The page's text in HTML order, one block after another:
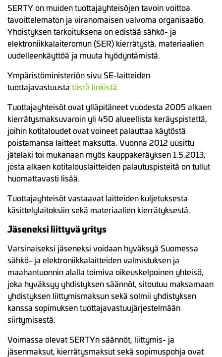
SERTY on muiden tuottajayhteisöjen tavoin voittoa
tavoittelematon ja viranomaisen valvoma organisaatio.
Yhdistyksen tarkoituksena on edistää sähkö- ja
elektroniikkalaiteromun (SER) kierrätystä, materiaalien
uudelleenkäyttöä ja muuta hyödyntämistä.
Ympäristöministeriön sivu SE-laitteiden
tuottajavastuusta tästä linkistä.
Tuottajayhteisöt ovat ylläpitäneet vuodesta 2005 alkaen
kierrätysmaksuvaroin yli 450 alueellista keräyspistettä,
joihin kotitaloudet ovat voineet palauttaa käytöstä
poistamansa laitteet maksutta. Vuonna 2012 uusittu
jätelaki toi mukanaan myös kauppakeräyksen 1.5.2013,
josta alkaen kotitalouslaitteiden palautuspisteitä on tullut
huomattavasti lisää.
Tuottajayhteisöt vastaavat laitteiden kuljetuksesta
käsittelylaitoksiin sekä materiaalien kierrätyksestä.
Jäseneksi liittyvä yritys
Varsinaiseksi jäseneksi voidaan hyväksyä Suomessa
sähkö- ja elektroniikkalaitteiden valmistuksen ja
maahantuonnin alalla toimiva oikeuskelpoinen yhteisö,
joka hyväksyy yhdistyksen säännöt, sitoutuu maksamaan
yhdistyksen liittymismaksun sekä solmii yhdistyksen
kanssa sopimuksen tuottajavastuujärjestelmään
siirtymisestä.
Voimassa olevat SERTYn säännöt, liittymis- ja
jäsenmaksut, kierrätysmaksut sekä sopimuspohja ovat